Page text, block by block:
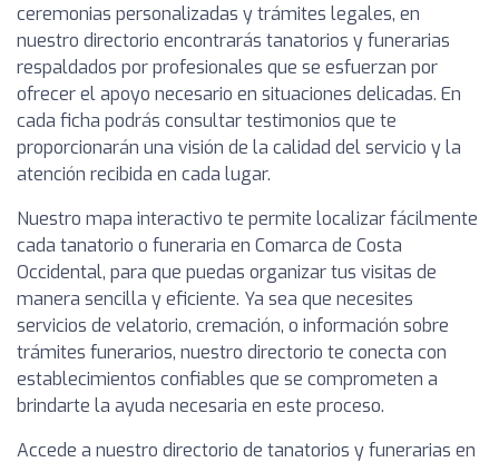
ceremonias personalizadas y trámites legales, en
nuestro directorio encontrarás tanatorios y funerarias
respaldados por profesionales que se esfuerzan por
ofrecer el apoyo necesario en situaciones delicadas. En
cada ficha podrás consultar testimonios que te
proporcionarán una visión de la calidad del servicio y la
atención recibida en cada lugar.
Nuestro mapa interactivo te permite localizar fácilmente
cada tanatorio o funeraria en Comarca de Costa
Occidental, para que puedas organizar tus visitas de
manera sencilla y eficiente. Ya sea que necesites
servicios de velatorio, cremación, o información sobre
trámites funerarios, nuestro directorio te conecta con
establecimientos confiables que se comprometen a
brindarte la ayuda necesaria en este proceso.
Accede a nuestro directorio de tanatorios y funerarias en